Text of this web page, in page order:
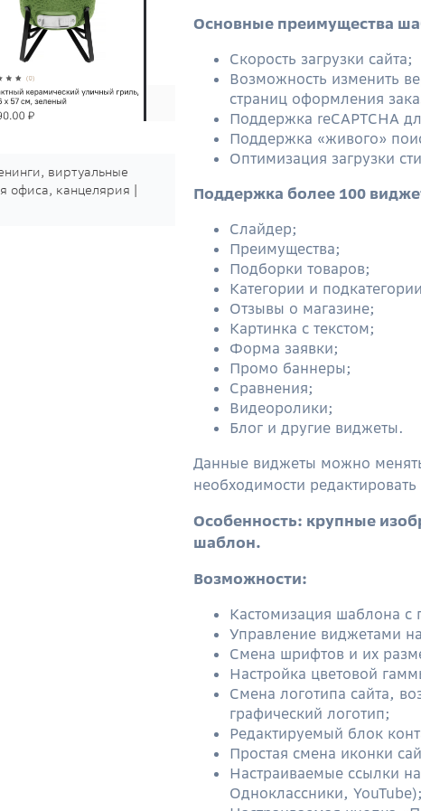
виртуальные
офиса, канцелярия |
Основные преимущества
Скорость загрузки сайта;
Возможность изменить
страниц оформления
Поддержка reCAPTCHA
Поддержка «живого»
Оптимизация загрузки
Поддержка более 100
Слайдер;
Преимущества;
Подборки товаров;
Категории и
Отзывы о магазине;
Картинка с текстом;
Форма заявки;
Промо баннеры;
Сравнения;
Видеоролики;
Блог и другие виджеты.
Данные виджеты можно
необходимости
Особенность: крупные
шаблон.
Возможности:
Кастомизация шаблона
Управление виджетами
Смена шрифтов и их
Настройка цветовой
Смена логотипа сайта,
графический логотип;
Редактируемый блок
Простая смена иконки
Настраиваемые ссылки
Одноклассники, YouTube);